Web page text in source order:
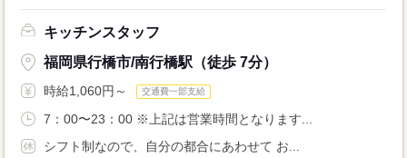
キッチンスタッフ
福岡県行橋市/南行橋駅（徒歩 7分）
時給1,060円～ 交通費一部支給
7：00〜23：00 ※上記は営業時間となります...
シフト制なので、自分の都合にあわせて お...